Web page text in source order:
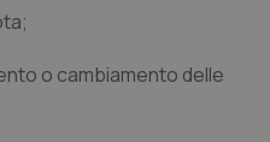
o cambiamento delle